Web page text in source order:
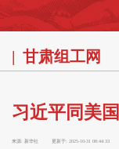
甘肃组工网
习近平同美
来源: 新华社 更新于: 2025-10-31 08:44:33